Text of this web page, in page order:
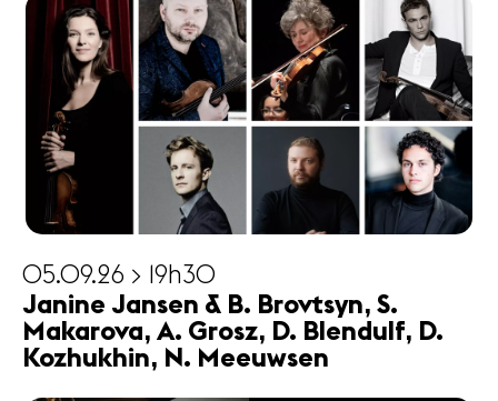
05.09.26 > 19h30
Janine Jansen & B. Brovtsyn, S.
Makarova, A. Grosz, D. Blendulf, D.
Kozhukhin, N. Meeuwsen